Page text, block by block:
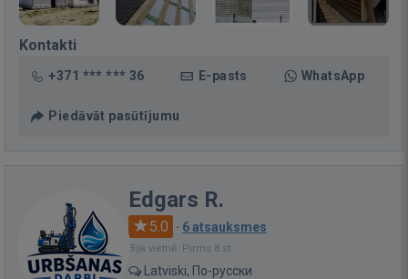
Kontakti
+371 *** *** 36 E-pasts WhatsApp
Piedāvāt pasūtījumu
Edgars R.
5.0 · 6 atsauksmes
Bija vietnē: Pirms 8 st.
Latviski, По-русски